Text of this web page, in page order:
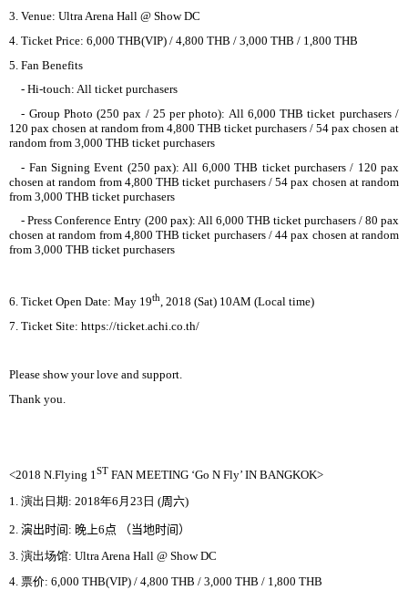
3. Venue: Ultra Arena Hall @ Show DC
4. Ticket Price: 6,000 THB(VIP) / 4,800 THB / 3,000 THB / 1,800 THB
5. Fan Benefits
- Hi-touch: All ticket purchasers
- Group Photo (250 pax / 25 per photo): All 6,000 THB ticket purchasers /
120 pax chosen at random from 4,800 THB ticket purchasers / 54 pax chosen at
random from 3,000 THB ticket purchasers
- Fan Signing Event (250 pax): All 6,000 THB ticket purchasers / 120 pax
chosen at random from 4,800 THB ticket purchasers / 54 pax chosen at random
from 3,000 THB ticket purchasers
- Press Conference Entry (200 pax): All 6,000 THB ticket purchasers / 80 pax
chosen at random from 4,800 THB ticket purchasers / 44 pax chosen at random
from 3,000 THB ticket purchasers
6. Ticket Open Date: May 19th , 2018 (Sat) 10AM (Local time)
7. Ticket Site: https://ticket.achi.co.th/
Please show your love and support.
Thank you.
<2018 N.Flying 1 ST FAN MEETING ‘Go N Fly’ IN BANGKOK>
1. 演出日期: 2018年6 月 23 日 (周六)
2. 演出时间: 晚 上6点 （当地时间）
3. 演出场馆: Ultra Arena Hall @ Show DC
4. 票价: 6,000 THB(VIP) / 4,800 THB / 3,000 THB / 1,800 THB